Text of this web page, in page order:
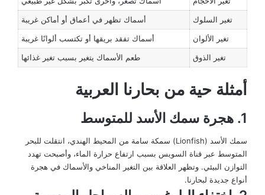
تغير السلوك
أسماك تظهر في أعماق أو أماكن غريبة
تغير الألوان
أسماك تفقد بريقها أو تكتسب ألوانًا غريبة
تغير الذوق
طعم الأسماك يتغير بسبب تغير غذائها
أمثلة حية من بحارنا العربية
1. هجرة سمك الأسد للمتوسط
سمك الأسد (Lionfish) سمكة سامة من المحيط الهندي، انتقلت للبحر
المتوسط عبر قناة السويس بسبب ارتفاع حرارة الماء، وأصبحت تهدد
التوازن البيئي. وتظهر العلاقة بين التغير المناخي والأسماك في هجرة
أنواع جديدة لبحارنا.